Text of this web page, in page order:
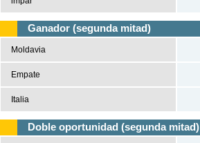
Ganador (segunda mitad)
Moldavia
Empate
Italia
Doble oportunidad (segunda mitad)